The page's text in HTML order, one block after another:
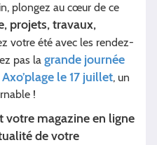
plongez au cœur de ce
projets, travaux,
votre été avec les rendez-
pas la grande journée
le 17 juillet, un
!
votre magazine en ligne
de votre